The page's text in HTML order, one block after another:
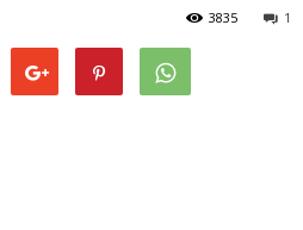
1
3835